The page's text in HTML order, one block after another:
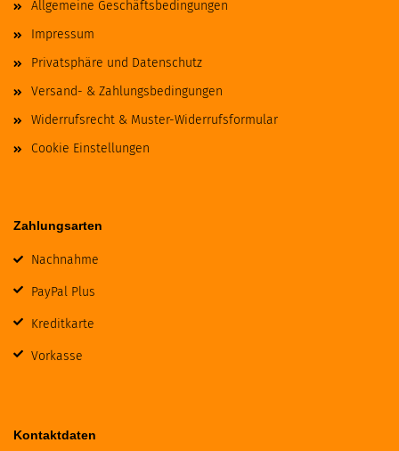
Allgemeine Geschäftsbedingungen
Impressum
Privatsphäre und Datenschutz
Versand- & Zahlungsbedingungen
Widerrufsrecht & Muster-Widerrufsformular
Cookie Einstellungen
Zahlungsarten
Nachnahme
PayPal Plus
Kreditkarte
Vorkasse
Kontaktdaten